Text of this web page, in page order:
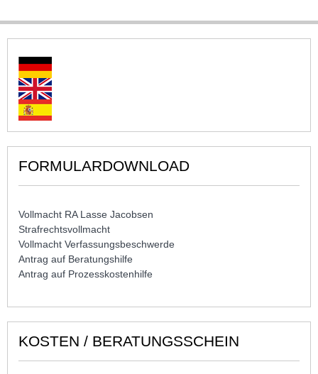
FORMULARDOWNLOAD
Vollmacht RA Lasse Jacobsen
Strafrechtsvollmacht
Vollmacht Verfassungsbeschwerde
Antrag auf Beratungshilfe
Antrag auf Prozesskostenhilfe
KOSTEN / BERATUNGSSCHEIN